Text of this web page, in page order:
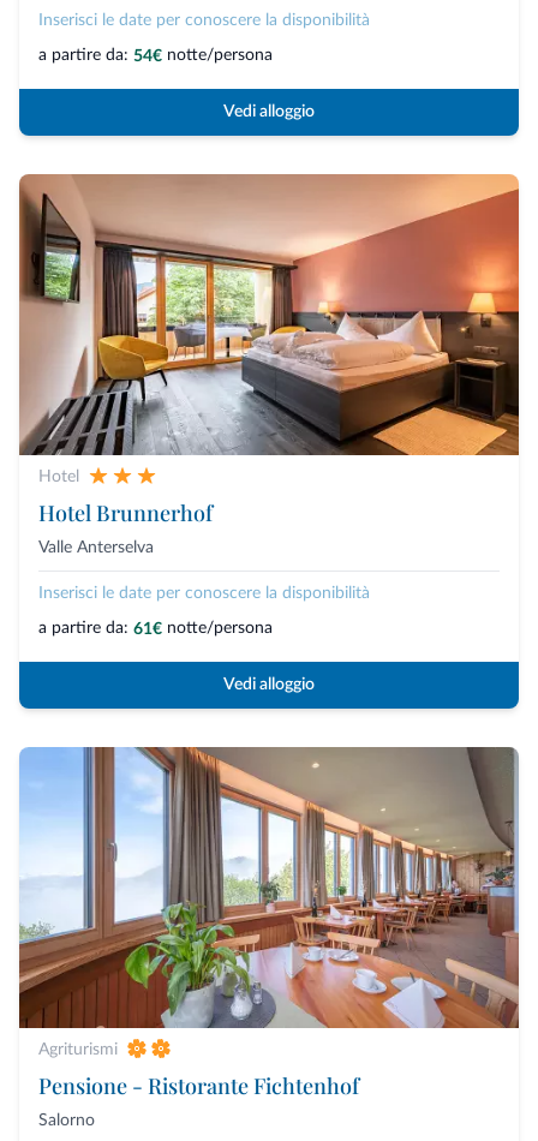
Inserisci le date per conoscere la disponibilità
a partire da: 54€ notte/persona
Vedi alloggio
Hotel
Hotel Brunnerhof
Valle Anterselva
Inserisci le date per conoscere la disponibilità
a partire da: 61€ notte/persona
Vedi alloggio
Agriturismi
Pensione - Ristorante Fichtenhof
Salorno